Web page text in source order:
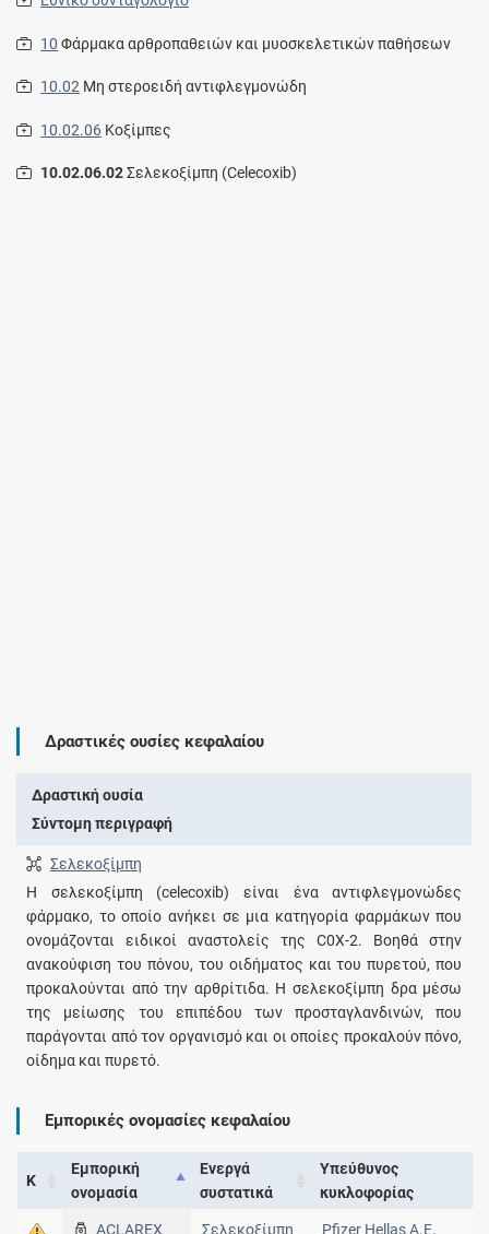
10 Φάρμακα αρθροπαθειών και μυοσκελετικών παθήσεων
10.02 Μη στεροειδή αντιφλεγμονώδη
10.02.06 Κοξίμπες
10.02.06.02Σελεκοξίμπη (Celecoxib)
Δραστικές ουσίες κεφαλαίου
Δραστική ουσία
Σύντομη περιγραφή
Σελεκοξίμπη
Η σελεκοξίμπη (celecoxib) είναι ένα αντιφλεγμονώδες
φάρμακο, το οποίο ανήκει σε μια κατηγορία φαρμάκων που
ονομάζονται ειδικοί αναστολείς της C0X-2. Βοηθά στην
ανακούφιση του πόνου, του οιδήματος και του πυρετού, που
προκαλούνται από την αρθρίτιδα. Η σελεκοξίμπη δρα μέσω
της μείωσης του επιπέδου των προσταγλανδινών, που
παράγονται από τον οργανισμό και οι οποίες προκαλούν πόνο,
οίδημα και πυρετό.
Εμπορικές ονομασίες κεφαλαίου
Κ
Εμπορική
ονομασία
Ενεργά
συστατικά
Υπεύθυνος
κυκλοφορίας
ACLAREX Σελεκοξίμπη Pfizer Hellas A.E.